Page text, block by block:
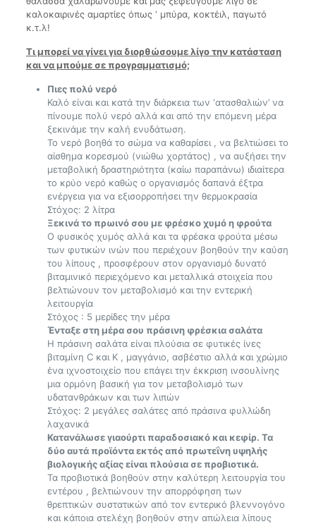
καλοκαιρινές αμαρτίες όπως ‘ μπύρα, κοκτέιλ, παγωτό
κ.τ.λ!
Τι μπορεί να γίνει για διορθώσουμε λίγο την κατάσταση
και να μπούμε σε προγραμματισμό;
Πιες πολύ νερό
Καλό είναι και κατά την διάρκεια των ‘ατασθαλιών’ να
πίνουμε πολύ νερό αλλά και από την επόμενη μέρα
ξεκινάμε την καλή ενυδάτωση.
Το νερό βοηθά το σώμα να καθαρίσει , να βελτιώσει το
αίσθημα κορεσμού (νιώθω χορτάτος) , να αυξήσει την
μεταβολική δραστηριότητα (καίω παραπάνω) ιδιαίτερα
το κρύο νερό καθώς ο οργανισμός δαπανά έξτρα
ενέργεια για να εξισορροπήσει την θερμοκρασία
Στόχος: 2 λίτρα
Ξεκινά το πρωινό σου με φρέσκο χυμό η φρούτα
Ο φυσικός χυμός αλλά και τα φρέσκα φρούτα μέσω
των φυτικών ινών που περιέχουν βοηθούν την καύση
του λίπους , προσφέρουν στον οργανισμό δυνατό
βιταμινικό περιεχόμενο και μεταλλικά στοιχεία που
βελτιώνουν τον μεταβολισμό και την εντερική
λειτουργία
Στόχος : 5 μερίδες την μέρα
Ένταξε στη μέρα σου πράσινη φρέσκια σαλάτα
Η πράσινη σαλάτα είναι πλούσια σε φυτικές ίνες
βιταμίνη C και Κ , μαγγάνιο, ασβέστιο αλλά και χρώμιο
ένα ιχνοστοιχείο που επάγει την έκκριση ινσουλίνης
μια ορμόνη βασική για τον μεταβολισμό των
υδατανθράκων και των λιπών
Στόχος: 2 μεγάλες σαλάτες από πράσινα φυλλώδη
λαχανικά
Κατανάλωσε γιαούρτι παραδοσιακό και κεφίρ. Τα
δύο αυτά προϊόντα εκτός από πρωτεΐνη υψηλής
βιολογικής αξίας είναι πλούσια σε προβιοτικά.
Τα προβιοτικά βοηθούν στην καλύτερη λειτουργία του
εντέρου , βελτιώνουν την απορρόφηση των
θρεπτικών συστατικών από τον εντερικό βλεννογόνο
και κάποια στελέχη βοηθούν στην απώλεια λίπους